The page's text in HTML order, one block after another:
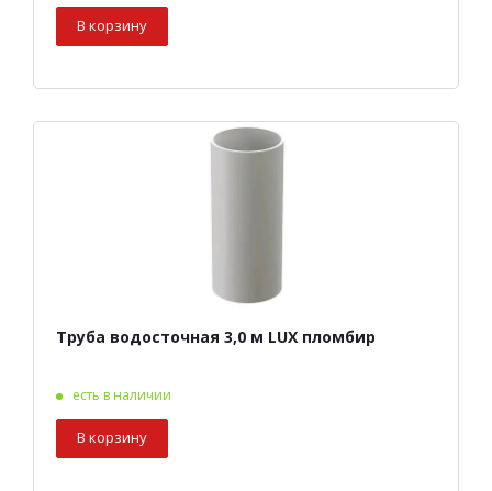
В корзину
Труба водосточная 3,0 м LUX пломбир
есть в наличии
В корзину